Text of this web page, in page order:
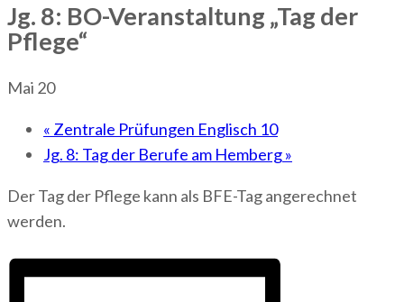
Jg. 8: BO-Veranstaltung „Tag der
Pflege“
Mai 20
« Zentrale Prüfungen Englisch 10
Jg. 8: Tag der Berufe am Hemberg»
Der Tag der Pflege kann als BFE-Tag angerechnet
werden.